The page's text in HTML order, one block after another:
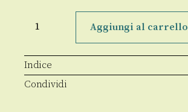
comparata
(pdf
scaricabile)
quantità
Aggiungi al carrello
Indice
Condividi